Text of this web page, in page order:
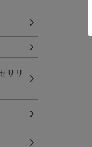
サリ